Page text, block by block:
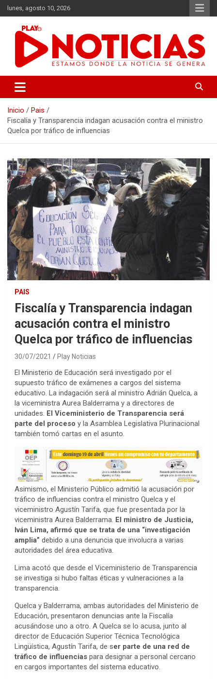
Saltar
al
contenido
lunes, agosto 10, 2026
Play Noticias
Inicio
Pais
Fiscalía y Transparencia indagan acusación contra el ministro
Quelca por tráfico de influencias
PAIS
Fiscalía y Transparencia indagan
acusación contra el ministro
Quelca por tráfico de influencias
30/07/2021 Play Noticias
El Ministerio de Educación será investigado por el
supuesto tráfico de exámenes a cargos del sistema
educativo. La indagación será al ministro Adrián Quelca, a
la viceministra Aurea Balderrama y a directores de
unidades. El Viceministerio de Transparencia será
parte del proceso y la Asamblea Legislativa Plurinacional
también tomó cartas en el asunto.
Asimismo, el Ministerio Público admitió la acusación por
tráfico de influencias contra el ministro Quelca y el
viceministro Agustín Tarifa, que fue presentada por la
viceministra Aurea Balderrama. El ministro de Justicia,
Iván Lima, afirmó que se trata de una “investigación
amplia” debido a una denuncia que involucra a varias
autoridades del área educativa.
Lima acotó que desde el Viceministerio de Transparencia
se investiga si hubo faltas éticas y vulneraciones a la
transparencia.
Quelca y Balderrama, ambas autoridades del Ministerio de
Educación, presentaron denuncias ante la Fiscalía
acusándose uno a otro. A Quelca se lo acusa, junto al
director de Educación Superior Técnica Tecnológica
Lingüística, Agustín Tarifa, de ser parte de una red de
tráfico de influencias para designar a personal cercano
en cargos importantes del sistema educativo.